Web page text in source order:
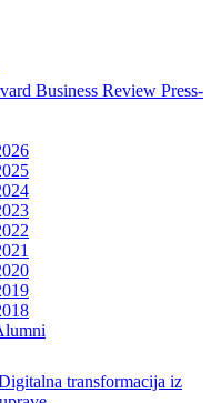
Business Review Press-
transformacija iz